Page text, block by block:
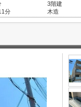
分
3階建
木造